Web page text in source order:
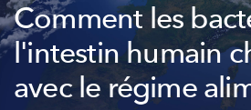
Comment les
l'intestin humain
avec le régime